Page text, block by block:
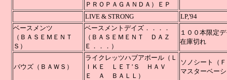
ＰＲＯＰＡＧＡＮＤＡ）ＥＰ
LIVE & STRONG
LP,'94
ベースメンツ
（ＢＡＳＥＭＥＮＴ
Ｓ）
ベースメントデイズ．．．．
（ＢＡＳＥＭＥＮＴ ＤＡＺ
Ｅ．．．）
１００本限定
在庫切れ
バウズ（ＢＡＷＳ）
ライクレッツハブアボール（Ｌ
ＩＫＥ ＬＥＴ’Ｓ ＨＡＶ
Ｅ Ａ ＢＡＬＬ）
ソノシート（
マスタ